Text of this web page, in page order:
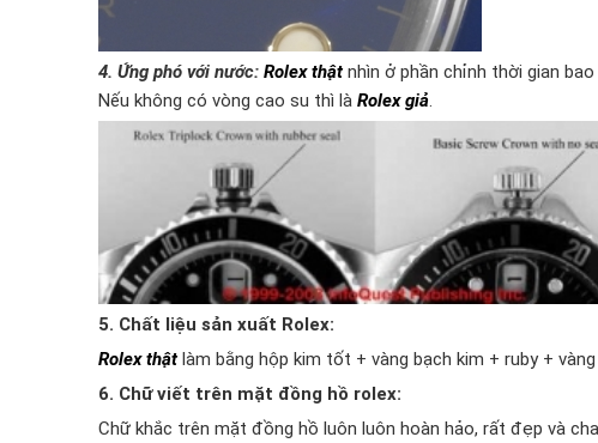
4. Ứng phó với nước: Rolex thật nhìn ở phần chỉnh thời gian
Nếu không có vòng cao su thì là Rolex giả.
5. Chất liệu sản xuất Rolex:
Rolex thật làm bằng hộp kim tốt + vàng bạch kim + ruby +
6. Chữ viết trên mặt đồng hồ rolex:
Chữ khắc trên mặt đồng hồ luôn luôn hoàn hảo, rất đẹp và